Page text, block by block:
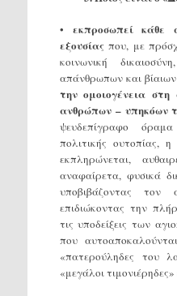
• εκπροσωπεί κάθε
εξουσίας που, με
κοινωνική
απάνθρωπων και
την ομοιογένεια
ανθρώπων – υπηκόων
ψευδεπίγραφο
πολιτικής ουτοπίας,
εκπληρώνεται,
αναφαίρετα, φυσικά
υποβιβάζοντας
επιδιώκοντας την
τις υποδείξεις των
που
«πατερούληδες του
«μεγάλοι